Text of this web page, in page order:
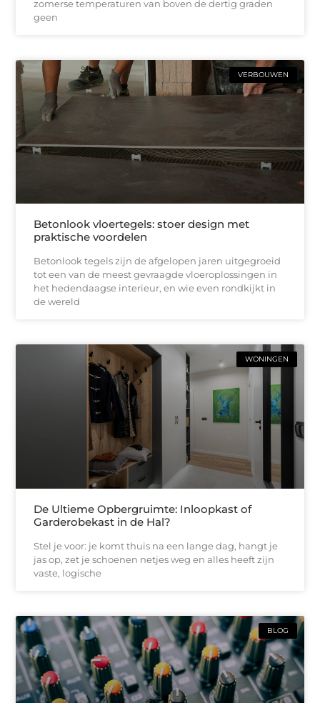
zomerse temperaturen van boven de dertig graden
geen
VERBOUWEN
Betonlook vloertegels: stoer design met
praktische voordelen
Betonlook tegels zijn de afgelopen jaren uitgegroeid
tot een van de meest gevraagde vloeroplossingen in
het hedendaagse interieur, en wie even rondkijkt in
de wereld
WONINGEN
De Ultieme Opbergruimte: Inloopkast of
Garderobekast in de Hal?
Stel je voor: je komt thuis na een lange dag, hangt je
jas op, zet je schoenen netjes weg en alles heeft zijn
vaste, logische
BLOG